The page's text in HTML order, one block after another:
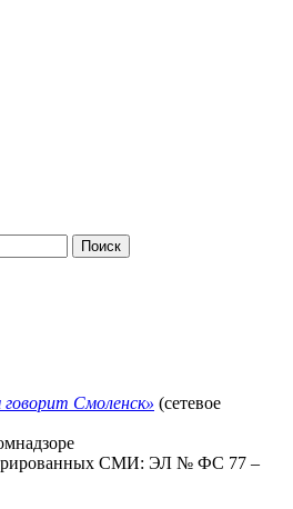
Смоленск» (сетевое
СМИ: ЭЛ № ФС 77 –